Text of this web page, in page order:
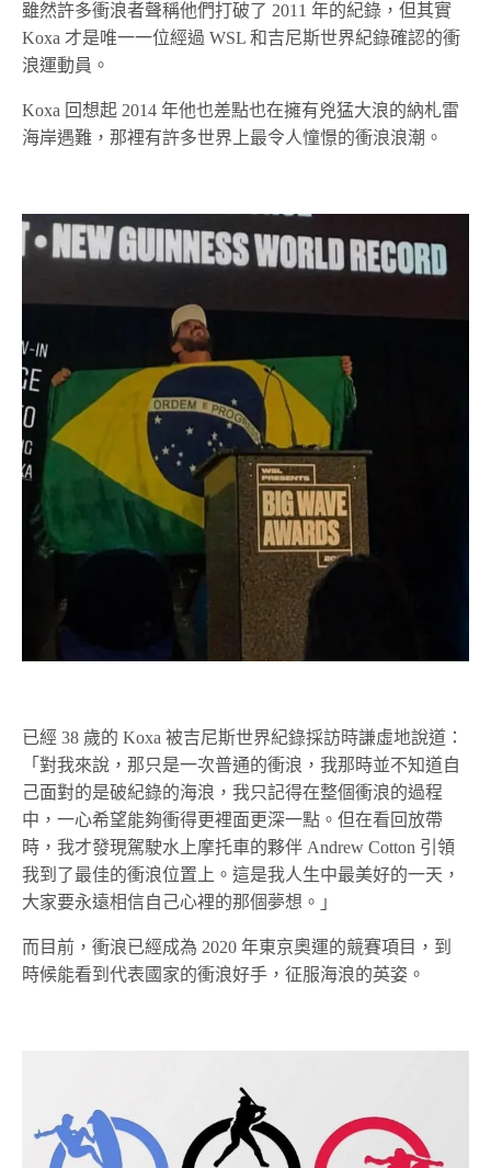
雖然許多衝浪者聲稱他們打破了 2011 年的紀錄，但其實
Koxa 才是唯一一位經過 WSL 和吉尼斯世界紀錄確認的衝
浪運動員。
Koxa 回想起 2014 年他也差點也在擁有兇猛大浪的納札雷
海岸遇難，那裡有許多世界上最令人憧憬的衝浪浪潮。
已經 38 歲的 Koxa 被吉尼斯世界紀錄採訪時謙虛地說道：
「對我來說，那只是一次普通的衝浪，我那時並不知道自
己面對的是破紀錄的海浪，我只記得在整個衝浪的過程
中，一心希望能夠衝得更裡面更深一點。但在看回放帶
時，我才發現駕駛水上摩托車的夥伴 Andrew Cotton 引領
我到了最佳的衝浪位置上。這是我人生中最美好的一天，
大家要永遠相信自己心裡的那個夢想。」
而目前，衝浪已經成為 2020 年東京奧運的競賽項目，到
時候能看到代表國家的衝浪好手，征服海浪的英姿。